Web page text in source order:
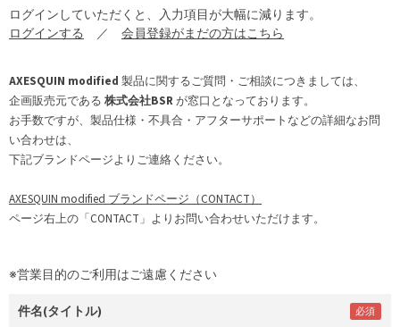
ログインしていただくと、入力項目が大幅に減ります。
ログインする ／ 会員登録がまだの方はこちら
AXESQUIN modified 製品に関するご質問・ご相談につきましては、
企画販売元である 株式会社BSRが窓口となっております。
お手数ですが、製品仕様・不具合・アフターサポートなどの詳細なお問
い合わせは、
下記ブランドページよりご連絡ください。
AXESQUIN modified ブランドページ（CONTACT）
ページ右上の「CONTACT」よりお問い合わせいただけます。
※営業目的のご利用はご遠慮ください
件名(タイトル)